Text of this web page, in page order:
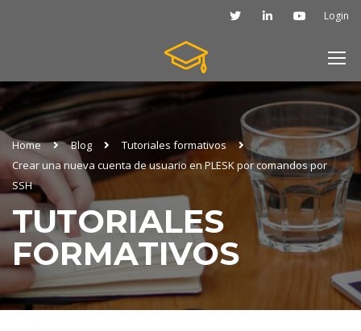
Login
Home Blog
Tutoriales formativos
Crear una nueva cuenta de usuario en PLESK por comandos por
SSH
TUTORIALES
FORMATIVOS